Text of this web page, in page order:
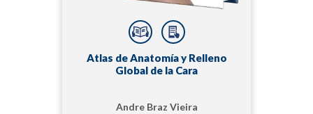
Atlas de Anatomía y Relleno
Global de la Cara
Andre Braz Vieira